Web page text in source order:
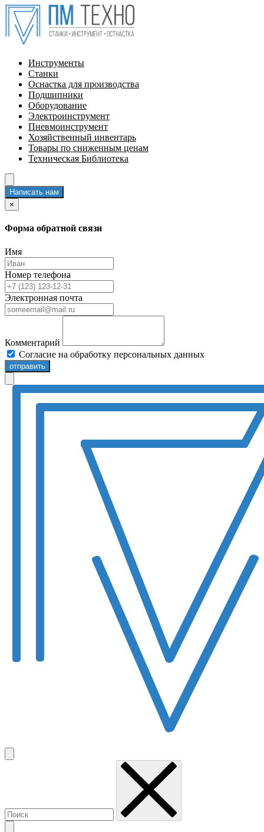
Инструменты
Станки
Оснастка для производства
Подшипники
Оборудование
Электроинструмент
Пневмоинструмент
Хозяйственный инвентарь
Товары по сниженным ценам
Техническая Библиотека
Написать нам
×
Форма обратной связи
Имя
Номер телефона
Электронная почта
Комментарий
Согласие на обработку персональных данных
отправить